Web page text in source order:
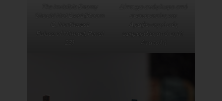
Palace of Nimrud, Panel
23)
εφημερίδες από τη Μ.
Ανατολή